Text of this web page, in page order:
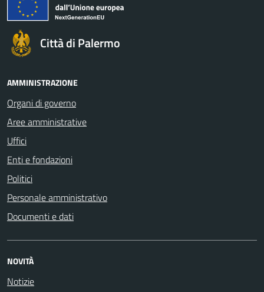
Città di Palermo
AMMINISTRAZIONE
Organi di governo
Aree amministrative
Uffici
Enti e fondazioni
Politici
Personale amministrativo
Documenti e dati
NOVITÀ
Notizie